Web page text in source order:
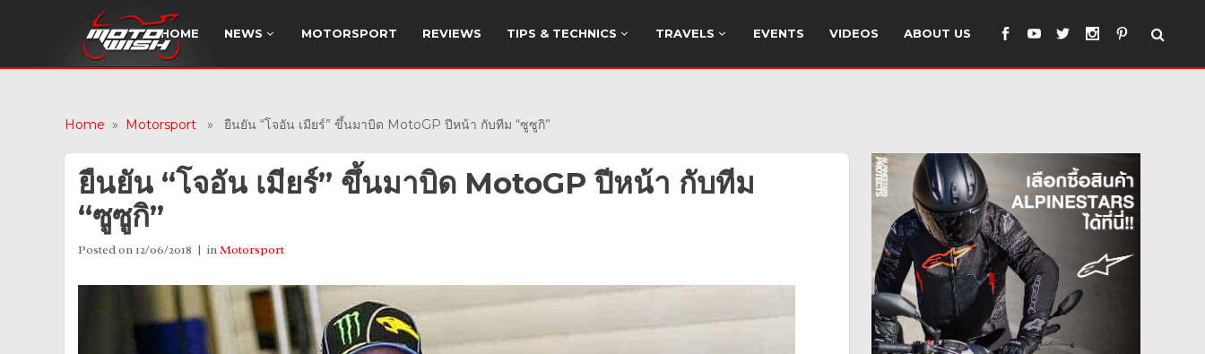
HOME NEWS MOTORSPORT REVIEWS TIPS & TECHNICS TRAVELS EVENTS VIDEOS ABOUT US
Home » Motorsport » ยืนยัน “โจอัน เมียร์” ขึ้นมาบิด MotoGP ปีหน้า กับทีม “ซูซูกิ”
ยืนยัน “โจอัน เมียร์” ขึ้นมาบิด MotoGP ปีหน้า กับทีม
“ซูซูกิ”
Posted on12/06/2018 inMotorsport